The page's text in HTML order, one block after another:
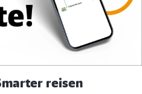
reisen